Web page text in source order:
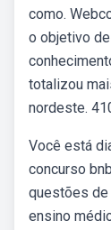
como.
o objetivo
totalizou
nordeste.
Você está
concurso
questões de
ensino